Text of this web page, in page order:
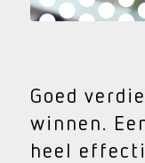
Goed
winnen.
heel